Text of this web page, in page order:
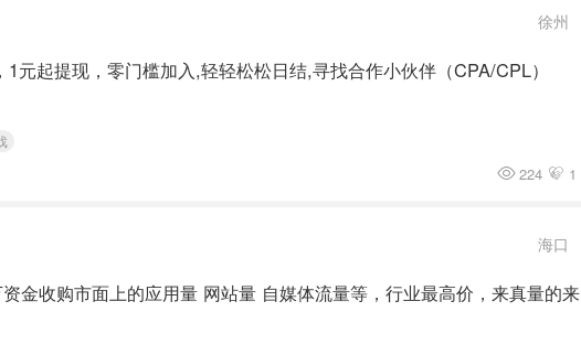
徐州
1元起提现，零门槛加入,轻轻松松日结,寻找合作小伙伴（CPA/CPL）
224 1
海口
金收购市面上的应用量 网站量 自媒体流量等，行业最高价，来真量的来